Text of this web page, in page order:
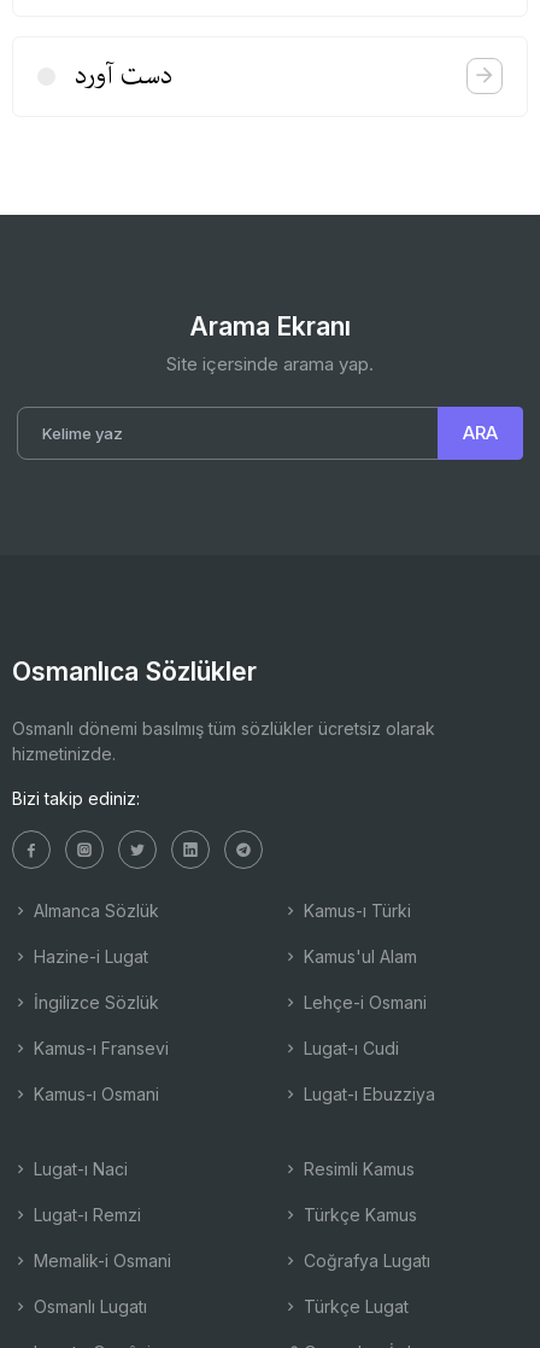
دست آورد
Arama Ekranı
Site içersinde arama yap.
Osmanlıca Sözlükler
Osmanlı dönemi basılmış tüm sözlükler ücretsiz olarak
hizmetinizde.
Bizi takip ediniz:
Almanca Sözlük
Hazine-i Lugat
İngilizce Sözlük
Kamus-ı Fransevi
Kamus-ı Osmani
Kamus-ı Türki
Kamus'ul Alam
Lehçe-i Osmani
Lugat-ı Cudi
Lugat-ı Ebuzziya
Lugat-ı Naci
Lugat-ı Remzi
Memalik-i Osmani
Osmanlı Lugatı
Resimli Kamus
Türkçe Kamus
Coğrafya Lugatı
Türkçe Lugat